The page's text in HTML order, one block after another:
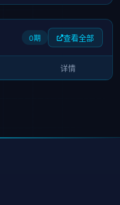
0期 查看全部
详情